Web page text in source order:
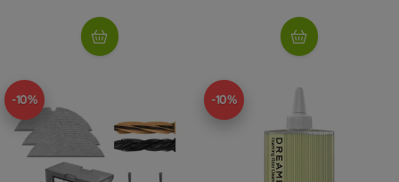
-10% -10%